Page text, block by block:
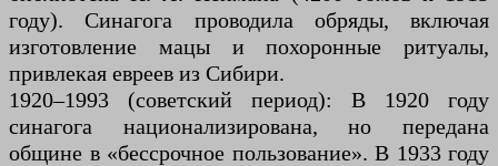
году). Синагога проводила обряды, включая
изготовление мацы и похоронные ритуалы,
привлекая евреев из Сибири.
1920–1993 (советский период): В 1920 году
синагога национализирована, но передана
общине в «бессрочное пользование». В 1933 году